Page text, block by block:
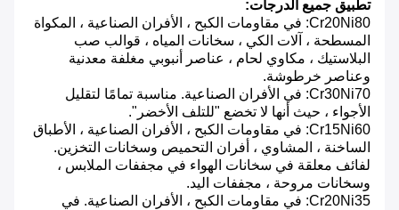
تطبيق جميع الدرجات:
Cr20Ni80: في مقاومات الكبح ، الأفران الصناعية ، المكواة
المسطحة ، آلات الكي ، سخانات المياه ، قوالب صب
البلاستيك ، مكاوي لحام ، عناصر أنبوبي مغلفة معدنية
وعناصر خرطوشة.
Cr30Ni70: في الأفران الصناعية.
مناسبة تمامًا لتقليل
الأجواء ، حيث أنها لا تخضع "للتلف الأخضر".
Cr15Ni60: في مقاومات الكبح ، الأفران الصناعية ، الأطباق
الساخنة ، المشاوي ، أفران التحميص وسخانات التخزين.
لفائف معلقة في سخانات الهواء في مجففات الملابس ،
وسخانات مروحة ، مجففات اليد.
Cr20Ni35: في مقاومات الكبح ، الأفران الصناعية. في